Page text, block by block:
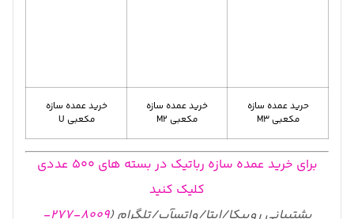
حرید عمده سازه
مکعبی M3
خرید عمده سازه
مکعبی M2
خرید عمده سازه
مکعبی U
برای خرید عمده سازه رباتیک در بسته های 500 عددی
کلیک کنید